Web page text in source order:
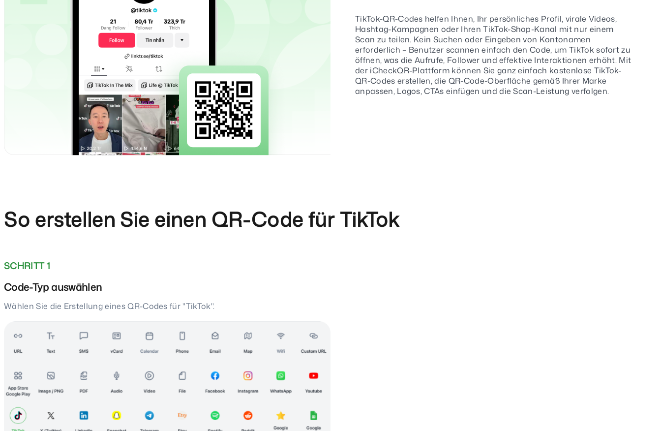
TikTok-QR-Codes helfen Ihnen, Ihr persönliches Profil, virale Videos,
Hashtag-Kampagnen oder Ihren TikTok-Shop-Kanal mit nur einem
Scan zu teilen. Kein Suchen oder Eingeben von Kontonamen
erforderlich – Benutzer scannen einfach den Code, um TikTok sofort zu
öffnen, was die Aufrufe, Follower und effektive Interaktionen erhöht. Mit
der iCheckQR-Plattform können Sie ganz einfach kostenlose TikTok-
QR-Codes erstellen, die QR-Code-Oberfläche gemäß Ihrer Marke
anpassen, Logos, CTAs einfügen und die Scan-Leistung verfolgen.
So erstellen Sie einen QR-Code für TikTok
SCHRITT 1
Code-Typ auswählen
Wählen Sie die Erstellung eines QR-Codes für "TikTok".